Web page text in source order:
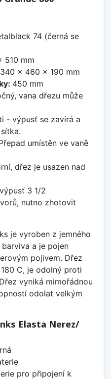
74 (černá se
510 mm
340 x 460 x 190 mm
450 mm
vana dřezu může
- výpusť se zavírá a
umístěn ve vaně
dřez je usazen nad
3 1/2
nutno zhotovit
je vyroben z jemného
a je pojen
pojivem. Dřez
C, je odolný proti
vyniká mimořádnou
odolat velkým
Elasta Nerez/
pro připojení k